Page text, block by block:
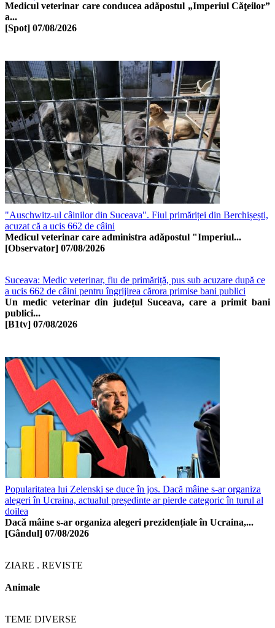
Medicul veterinar care conducea adăpostul „Imperiul Căţeilor”
a...
[Spot] 07/08/2026
"Auschwitz-ul câinilor din Suceava". Fiul primăriței din Berchișești,
acuzat că a ucis 662 de câini
Medicul veterinar care administra adăpostul "Imperiul...
[Observator] 07/08/2026
Suceava: Medic veterinar, fiu de primăriță, pus sub acuzare după ce
a ucis 662 de câini pentru îngrijirea cărora primise bani publici
Un medic veterinar din județul Suceava, care a primit bani
publici...
[B1tv] 07/08/2026
Popularitatea lui Zelenski se duce în jos. Dacă mâine s-ar organiza
alegeri în Ucraina, actualul președinte ar pierde categoric în turul al
doilea
Dacă mâine s-ar organiza alegeri prezidențiale în Ucraina,...
[Gândul] 07/08/2026
ZIARE . REVISTE
Animale
TEME DIVERSE